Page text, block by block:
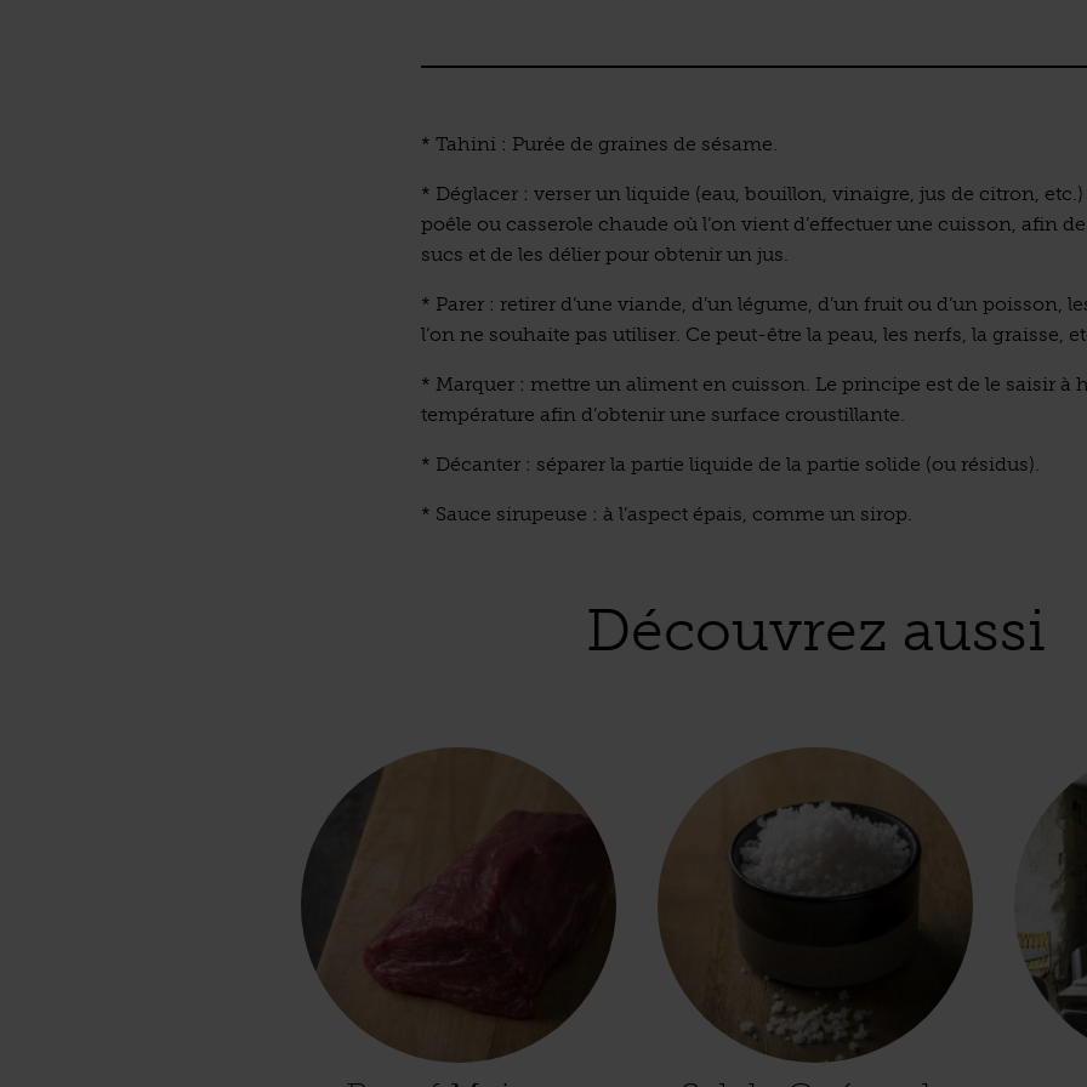
* Tahini : Purée de graines de sésame.
* Déglacer : verser un liquide (eau, bouillon, vinaigre, jus de citron,
poêle ou casserole chaude où l’on vient d’effectuer une cuisson, afin
sucs et de les délier pour obtenir un jus.
* Parer : retirer d’une viande, d’un légume, d’un fruit ou d’un poisson,
l’on ne souhaite pas utiliser. Ce peut-être la peau, les nerfs, la graisse,
* Marquer : mettre un aliment en cuisson. Le principe est de le saisir à
température afin d’obtenir une surface croustillante.
* Décanter : séparer la partie liquide de la partie solide (ou résidus).
* Sauce sirupeuse : à l’aspect épais, comme un sirop.
Découvrez aussi